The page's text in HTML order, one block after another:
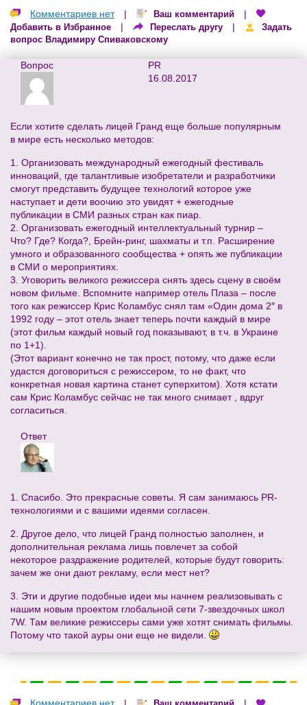
Комментариев нет | Ваш комментарий |
Добавить в Избранное | Переслать другу |
Задать
вопрос Владимиру Спиваковскому
Вопрос
PR
16.08.2017
Если хотите сделать лицей Гранд еще больше популярным
в мире есть несколько методов:
1. Организовать международный ежегодный фестиваль
инноваций, где талантливые изобретатели и разработчики
смогут представить будущее технологий которое уже
наступает и дети воочию это увидят + ежегодные
публикации в СМИ разных стран как пиар.
2. Организовать ежегодный интеллектуальный турнир –
Что? Где? Когда?, Брейн-ринг, шахматы и т.п. Расширение
умного и образованного сообщества + опять же публикации
в СМИ о мероприятиях.
3. Уговорить великого режиссера снять здесь сцену в своём
новом фильме. Вспомните например отель Плаза – после
того как режиссер Крис Коламбус снял там «Один дома 2″ в
1992 году – этот отель знает теперь почти каждый в мире
(этот фильм каждый новый год показывают, в т.ч. в Украине
по 1+1).
(Этот вариант конечно не так прост, потому, что даже если
удастся договориться с режиссером, то не факт, что
конкретная новая картина станет суперхитом). Хотя кстати
сам Крис Коламбус сейчас не так много снимает , вдруг
согласиться.
Ответ
1. Спасибо. Это прекрасные советы. Я сам занимаюсь PR-
технологиями и с вашими идеями согласен.
2. Другое дело, что лицей Гранд полностью заполнен, и
дополнительная реклама лишь повлечет за собой
некоторое раздражение родителей, которые будут говорить:
зачем же они дают рекламу, если мест нет?
3. Эти и другие подобные идеи мы начнем реализовывать с
нашим новым проектом глобальной сети 7-звездочных школ
7W. Там великие режиссеры сами уже хотят снимать фильмы.
Потому что такой ауры они еще не видели.